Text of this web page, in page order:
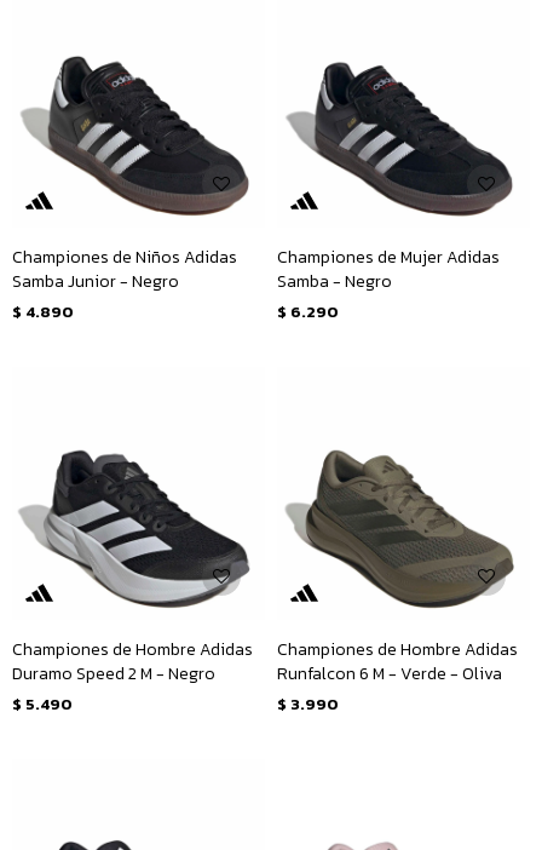
Championes de Niños Adidas
Samba Junior - Negro
$ 4.890
Championes de Mujer Adidas
Samba - Negro
$ 6.290
Championes de Hombre Adidas
Duramo Speed 2 M - Negro
$ 5.490
Championes de Hombre Adidas
Runfalcon 6 M - Verde - Oliva
$ 3.990